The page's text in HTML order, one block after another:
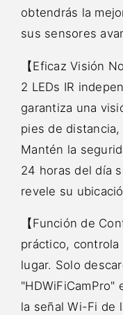
obtendrás la
sus sensores
【Eficaz Visión
2 LEDs IR
garantiza una
pies de
Mantén la
24 horas del día
revele su
【Función de
práctico, controla
lugar. Solo
la señal Wi-Fi de